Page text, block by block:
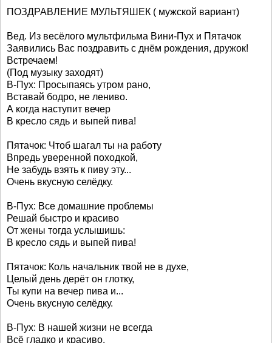
ПОЗДРАВЛЕНИЕ МУЛЬТЯШЕК ( мужской вариант)
Вед. Из весёлого мультфильма Вини-Пух и Пятачок
Заявились Вас поздравить с днём рождения, дружок!
Встречаем!
(Под музыку заходят)
В-Пух: Просыпаясь утром рано,
Вставай бодро, не лениво.
А когда наступит вечер
В кресло сядь и выпей пива!
Пятачок: Чтоб шагал ты на работу
Впредь уверенной походкой,
Не забудь взять к пиву эту...
Очень вкусную селёдку.
В-Пух: Все домашние проблемы
Решай быстро и красиво
От жены тогда услышишь:
В кресло сядь и выпей пива!
Пятачок: Коль начальник твой не в духе,
Целый день дерёт он глотку,
Ты купи на вечер пива и...
Очень вкусную селёдку.
В-Пух: В нашей жизни не всегда
Всё гладко и красиво.